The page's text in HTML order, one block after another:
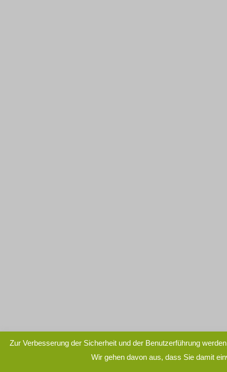
Zur Verbesserung der Sicherheit und der Benutzerführung
Wir gehen davon aus, dass Sie damit